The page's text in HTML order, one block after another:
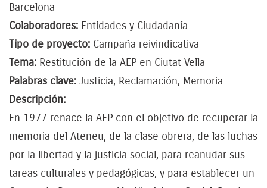
Barcelona
Colaboradores: Entidades y Ciudadanía
Tipo de proyecto: Campaña reivindicativa
Tema: Restitución de la AEP en Ciutat Vella
Palabras clave: Justicia, Reclamación, Memoria
Descripción:
En 1977 renace la AEP con el objetivo de recuperar la
memoria del Ateneu, de la clase obrera, de las luchas
por la libertad y la justicia social, para reanudar sus
tareas culturales y pedagógicas, y para establecer un